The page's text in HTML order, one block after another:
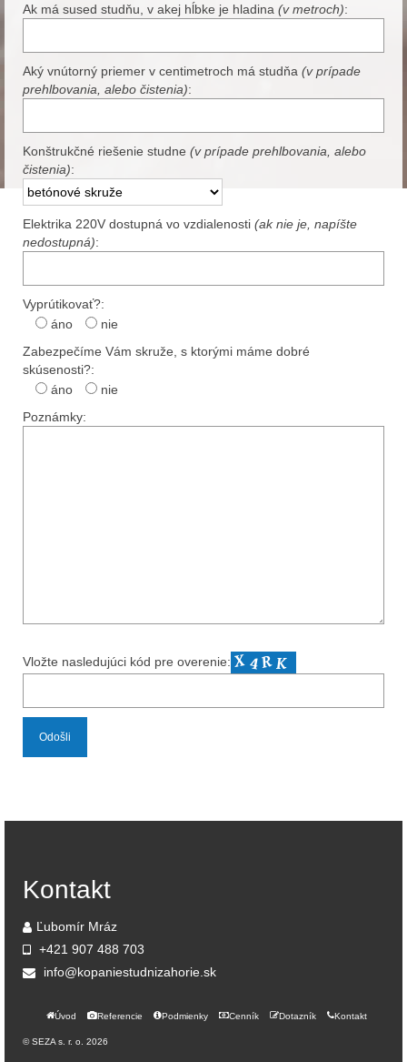
Ak má sused studňu, v akej hĺbke je hladina (v metroch):
Aký vnútorný priemer v centimetroch má studňa (v prípade
prehlbovania, alebo čistenia):
Konštrukčné riešenie studne (v prípade prehlbovania, alebo
čistenia):
Elektrika 220V dostupná vo vzdialenosti (ak nie je, napíšte
nedostupná):
Vyprútikovať?:
áno
nie
Zabezpečíme Vám skruže, s ktorými máme dobré
skúsenosti?:
áno
nie
Poznámky:
Vložte nasledujúci kód pre overenie:
Kontakt
Ľubomír Mráz
+421 907 488 703
info@kopaniestudnizahorie.sk
Úvod Referencie Podmienky Cenník Dotazník Kontakt
© SEZA s. r. o. 2026